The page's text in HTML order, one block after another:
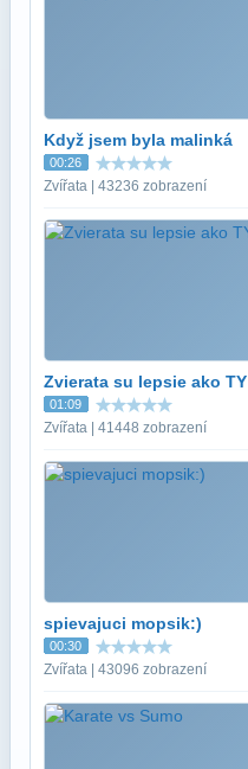
Když jsem byla malinká
00:26
Zvířata | 43236 zobrazení
Zvierata su lepsie ako TY
01:09
Zvířata | 41448 zobrazení
spievajuci mopsik:)
00:30
Zvířata | 43096 zobrazení